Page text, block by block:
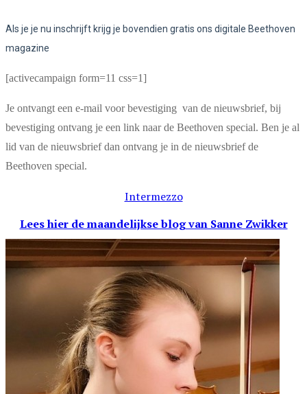
Als je je nu inschrijft krijg je bovendien gratis ons digitale Beethoven
magazine
[activecampaign form=11 css=1]
Je ontvangt een e-mail voor bevestiging van de nieuwsbrief, bij
bevestiging ontvang je een link naar de Beethoven special. Ben je al
lid van de nieuwsbrief dan ontvang je in de nieuwsbrief de
Beethoven special.
Intermezzo
Lees hier de maandelijkse blogvan Sanne Zwikker